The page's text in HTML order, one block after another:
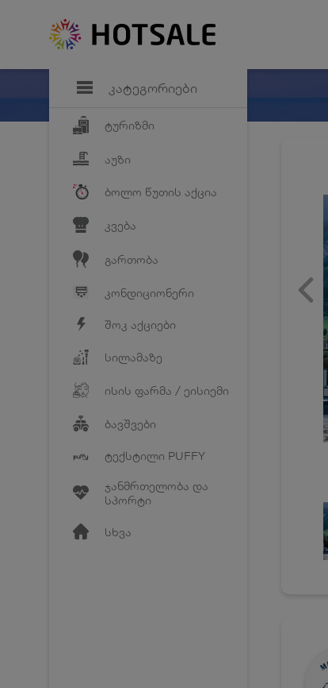
კატეგორიები
ტურიზმი
აუზი
ბოლო წუთის აქცია
კვება
გართობა
კონდიციონერი
შოკ აქციები
სილამაზე
ისის ფარმა / ეისიემი
ბავშვები
ტექსტილი PUFFY
ჯანმრთელობა და
სპორტი
სხვა